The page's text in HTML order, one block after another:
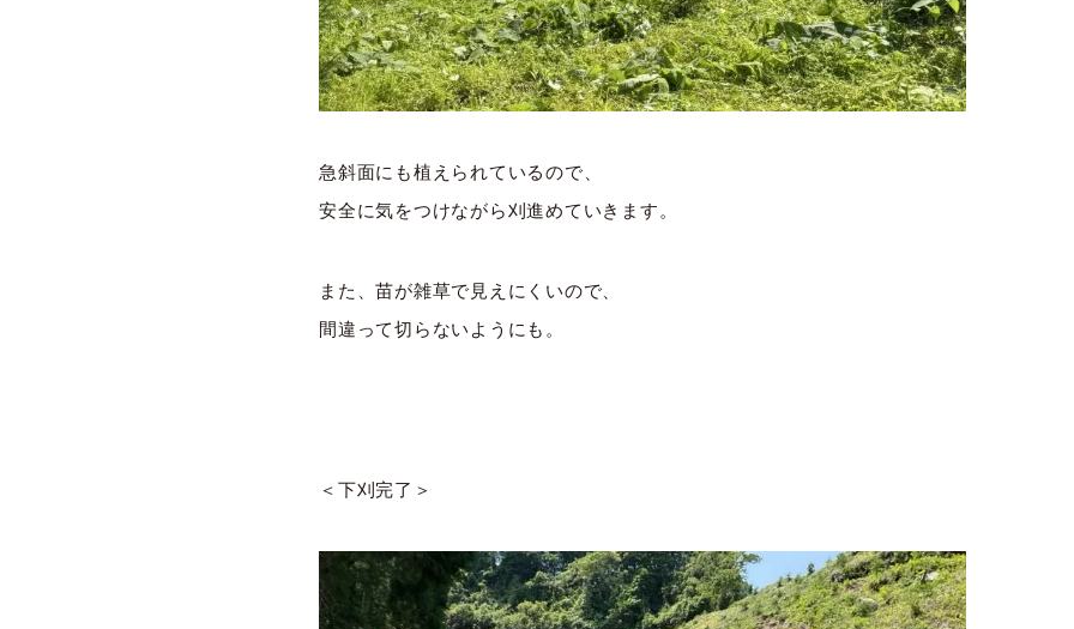
急斜面にも植えられているので、
安全に気をつけながら刈進めていきます。
また、苗が雑草で見えにくいので、
間違って切らないようにも。
＜下刈完了＞